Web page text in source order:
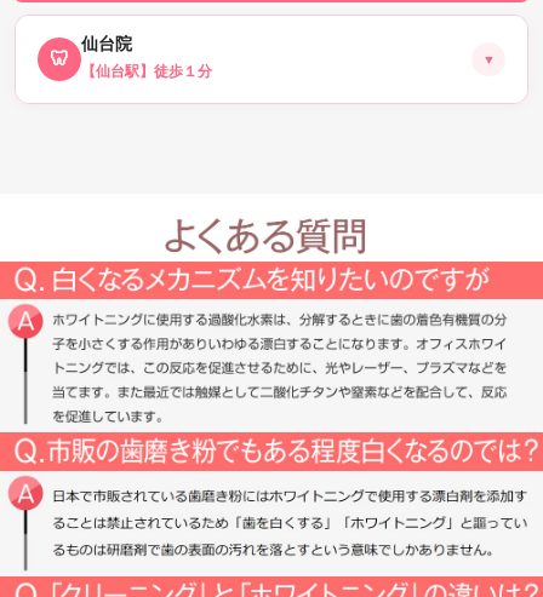
🗺 Googleマップ(店舗情報)はこちら
🦷
仙台院
【仙台駅】徒歩１分
▼
📅 仙台院を予約する